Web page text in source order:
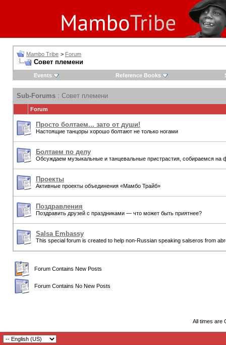
Mambo Tribe > Forum
Совет племени
Events Reference Books
Sub-Forums : Совет племени
Forum
Просто болтаем... зато от души!
Настоящие танцоры хорошо болтают не только ногами
Болтаем по делу
Обсуждаем музыкальные и танцевальные пристрастия, собираемся на
Проекты
Активные проекты объединения «Мамбо Трайб»
Поздравления
Поздравить друзей с праздниками — что может быть приятнее?
Salsa Embassy
This special forum is created to help non-Russian speaking salseros from
Forum Contains New Posts
Forum Contains No New Posts
All times are